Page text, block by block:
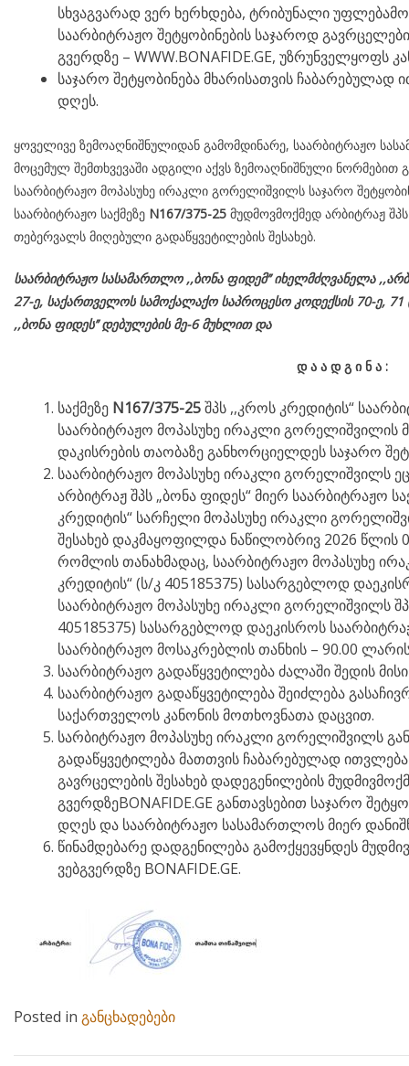
სხვაგვარად ვერ ხერხდება, ტრიბუნალი
საარბიტრაჟო შეტყობინების საჯაროდ
გვერდზე – WWW.BONAFIDE.GE, უზრუნველყოფს
საჯარო შეტყობინება მხარისათვის ჩაბარებულად
დღეს.
ყოველივე ზემოაღნიშნულიდან გამომდინარე, საარბიტრაჟო
მოცემულ შემთხვევაში ადგილი აქვს ზემოაღნიშნული ნორმებით
საარბიტრაჟო მოპასუხე ირაკლი გორელიშვილს საჯარო
საარბიტრაჟო საქმეზე N167/375-25 მუდმოვმოქმედ არბიტრაჟ
თებერვალს მიღებული გადაწყვეტილების შესახებ.
საარბიტრაჟო სასამართლო ,,ბონა ფიდემ’’ იხელმძღვანელა
27-ე, საქართველოს სამოქალაქო საპროცესო კოდექსის 70-ე, 71
,,ბონა ფიდეს’’ დებულების მე-6 მუხლით და
დ ა ა დ გ ი ნ ა :
საქმეზე N167/375-25შპს ,,კროს კრედიტის“
საარბიტრაჟო მოპასუხე ირაკლი გორელიშვილის
დაკისრების თაობაზე განხორციელდეს საჯარო
საარბიტრაჟო მოპასუხე ირაკლი გორელიშვილს
არბიტრაჟ შპს „ბონა ფიდეს“ მიერ საარბიტრაჟო
კრედიტის“ სარჩელი მოპასუხე ირაკლი
შესახებ დაკმაყოფილდა ნაწილობრივ 2026 წლის
რომლის თანახმადაც, საარბიტრაჟო მოპასუხე
კრედიტის“ (ს/კ 405185375) სასარგებლოდ
საარბიტრაჟო მოპასუხე ირაკლი გორელიშვილს
405185375) სასარგებლოდ დაეკისროს
საარბიტრაჟო მოსაკრებლის თანხის – 90.00
საარბიტრაჟო გადაწყვეტილება ძალაში შედის
საარბიტრაჟო გადაწყვეტილება შეიძლება
საქართველოს კანონის მოთხოვნათა დაცვით.
სარბიტრაჟო მოპასუხე ირაკლი გორელიშვილს
გადაწყვეტილება მათთვის ჩაბარებულად
გავრცელების შესახებ დადეგენილების
გვერდზეBONAFIDE.GE განთავსებით საჯარო
დღეს და საარბიტრაჟო სასამართლოს მიერ
წინამდებარე დადგენილება გამოქყევყნდეს
ვებგვერდზე BONAFIDE.GE.
Posted in განცხადებები